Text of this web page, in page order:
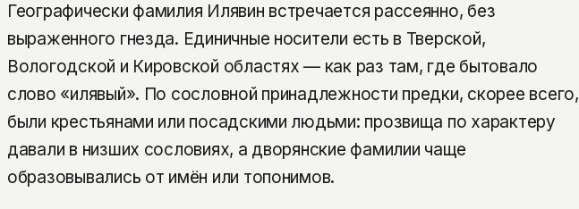
Географически фамилия Илявин встречается рассеянно, без
выраженного гнезда. Единичные носители есть в Тверской,
Вологодской и Кировской областях — как раз там, где бытовало
слово «илявый». По сословной принадлежности предки, скорее всего,
были крестьянами или посадскими людьми: прозвища по характеру
давали в низших сословиях, а дворянские фамилии чаще
образовывались от имён или топонимов.